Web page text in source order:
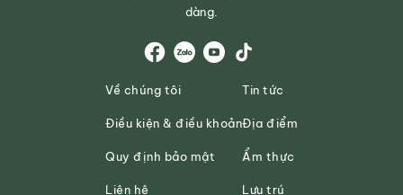
dàng.
Về chúng tôi
Điều kiện & điều khoản
Quy định bảo mật
Liên hệ
Tin tức
Địa điểm
Ẩm thực
Lưu trú